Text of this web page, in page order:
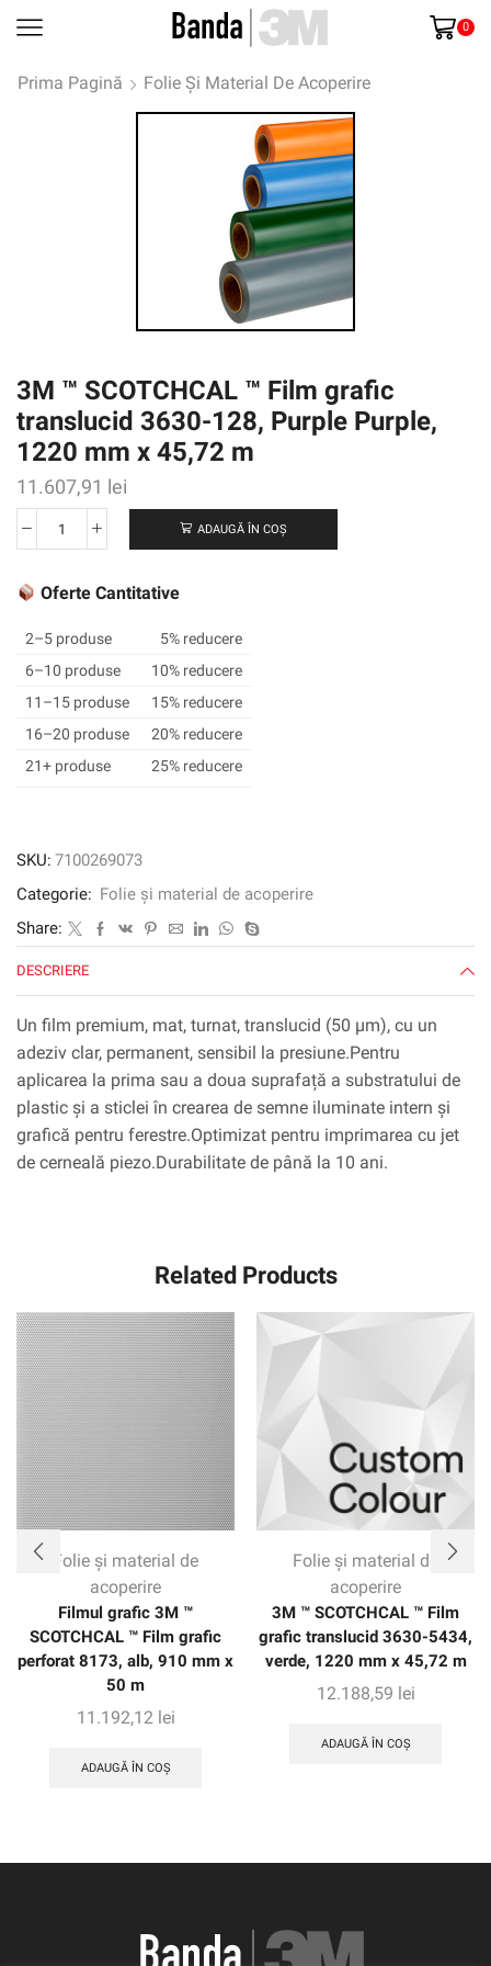
0
Prima Pagină Folie Și Material De Acoperire
3M ™ SCOTCHCAL ™ Film grafic
translucid 3630-128, Purple Purple,
1220 mm x 45,72 m
11.607,91 lei
Cantitate
™
™
Film
grafic
translucid
3630-
128,
mm
45,72
m
ADAUGĂ ÎN COȘ
Oferte Cantitative
2–5 produse
5% reducere
6–10 produse
10% reducere
11–15 produse
15% reducere
16–20 produse
20% reducere
21+ produse
25% reducere
SKU: 7100269073
Categorie: Folie și material de acoperire
Share:
DESCRIERE
Un film premium, mat, turnat, translucid (50 µm), cu un
adeziv clar, permanent, sensibil la presiune.Pentru
aplicarea la prima sau a doua suprafață a substratului de
plastic și a sticlei în crearea de semne iluminate intern și
grafică pentru ferestre.Optimizat pentru imprimarea cu jet
de cerneală piezo.Durabilitate de până la 10 ani.
Related Products
Folie și material de
acoperire
Filmul grafic 3M ™
SCOTCHCAL ™ Film grafic
perforat 8173, alb, 910 mm x
50 m
11.192,12 lei
ADAUGĂ ÎN COȘ
Folie și material de
acoperire
3M ™ SCOTCHCAL ™ Film
grafic translucid 3630-5434,
verde, 1220 mm x 45,72 m
12.188,59 lei
ADAUGĂ ÎN COȘ